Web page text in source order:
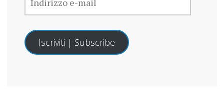
MAIL
Iscriviti | Subscribe